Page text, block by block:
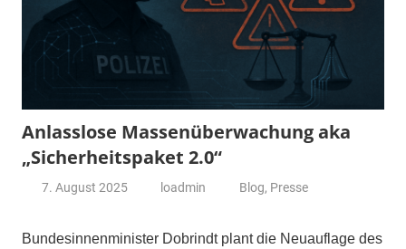
Anlasslose Massenüberwachung aka
„Sicherheitspaket 2.0“
7. August 2025 loadmin Blog, Presse
Bundesinnenminister Dobrindt plant die Neuauflage des